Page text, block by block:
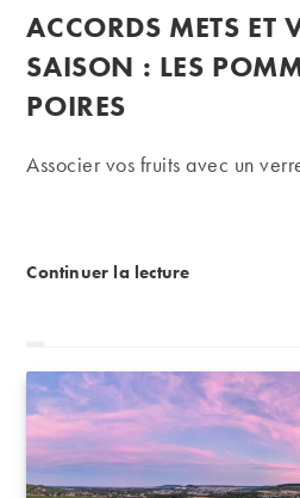
la
publication :
publiée :
ACCORDS METS ET
SAISON : LES
POIRES
Associer vos fruits avec un
Continuer la lectureAccords mets et